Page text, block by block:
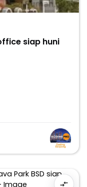
siap huni